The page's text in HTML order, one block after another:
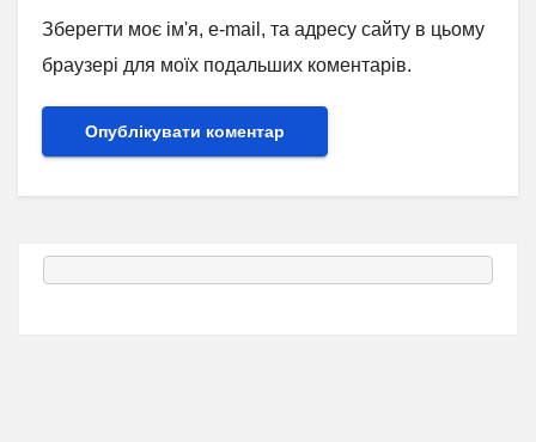
Зберегти моє ім'я, e-mail, та адресу сайту в цьому
браузері для моїх подальших коментарів.